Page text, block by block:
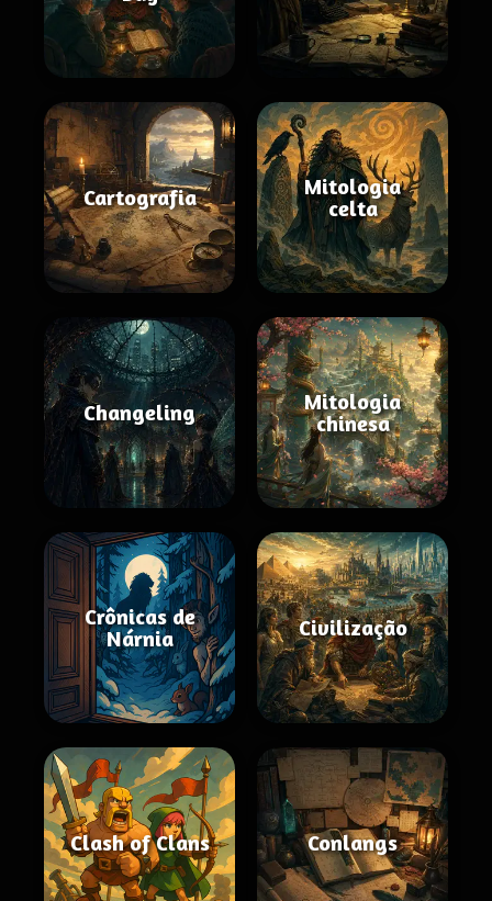
Cartografia
Mitologia
celta
Changeling
Mitologia
chinesa
Crônicas de
Nárnia
Civilização
Clash of Clans Conlangs